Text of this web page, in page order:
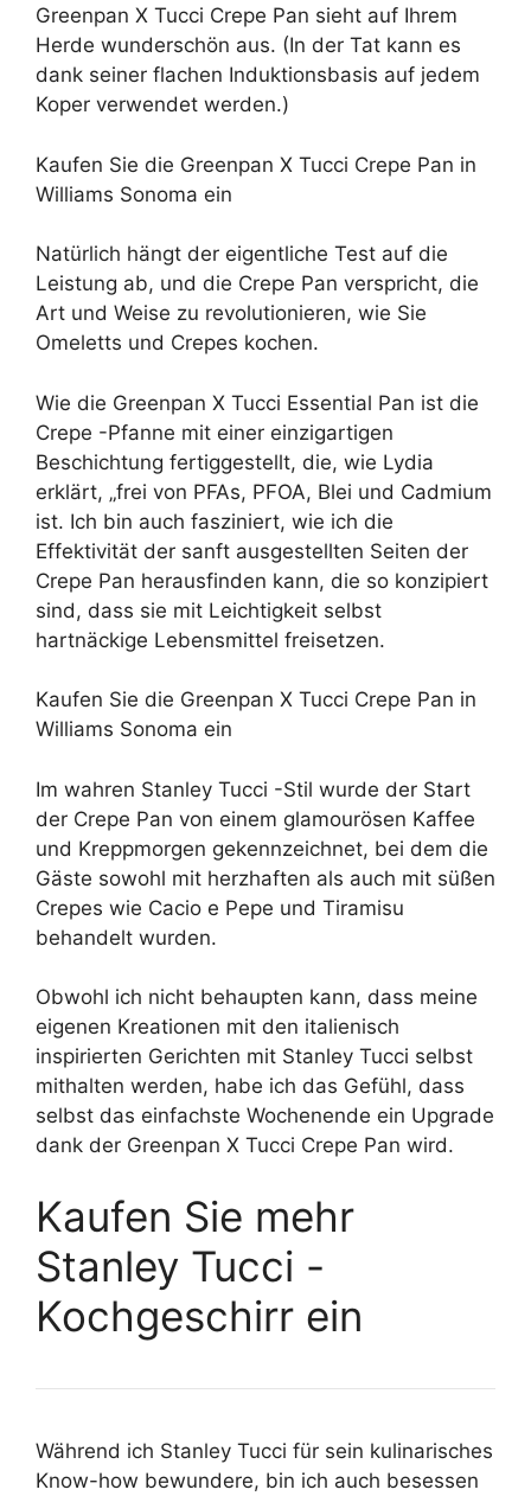
Greenpan X Tucci Crepe Pan sieht auf Ihrem
Herde wunderschön aus. (In der Tat kann es
dank seiner flachen Induktionsbasis auf jedem
Koper verwendet werden.)
Kaufen Sie die Greenpan X Tucci Crepe Pan in
Williams Sonoma ein
Natürlich hängt der eigentliche Test auf die
Leistung ab, und die Crepe Pan verspricht, die
Art und Weise zu revolutionieren, wie Sie
Omeletts und Crepes kochen.
Wie die Greenpan X Tucci Essential Pan ist die
Crepe -Pfanne mit einer einzigartigen
Beschichtung fertiggestellt, die, wie Lydia
erklärt, „frei von PFAs, PFOA, Blei und Cadmium
ist. Ich bin auch fasziniert, wie ich die
Effektivität der sanft ausgestellten Seiten der
Crepe Pan herausfinden kann, die so konzipiert
sind, dass sie mit Leichtigkeit selbst
hartnäckige Lebensmittel freisetzen.
Kaufen Sie die Greenpan X Tucci Crepe Pan in
Williams Sonoma ein
Im wahren Stanley Tucci -Stil wurde der Start
der Crepe Pan von einem glamourösen Kaffee
und Kreppmorgen gekennzeichnet, bei dem die
Gäste sowohl mit herzhaften als auch mit süßen
Crepes wie Cacio e Pepe und Tiramisu
behandelt wurden.
Obwohl ich nicht behaupten kann, dass meine
eigenen Kreationen mit den italienisch
inspirierten Gerichten mit Stanley Tucci selbst
mithalten werden, habe ich das Gefühl, dass
selbst das einfachste Wochenende ein Upgrade
dank der Greenpan X Tucci Crepe Pan wird.
Kaufen Sie mehr
Stanley Tucci -
Kochgeschirr ein
Während ich Stanley Tucci für sein kulinarisches
Know-how bewundere, bin ich auch besessen